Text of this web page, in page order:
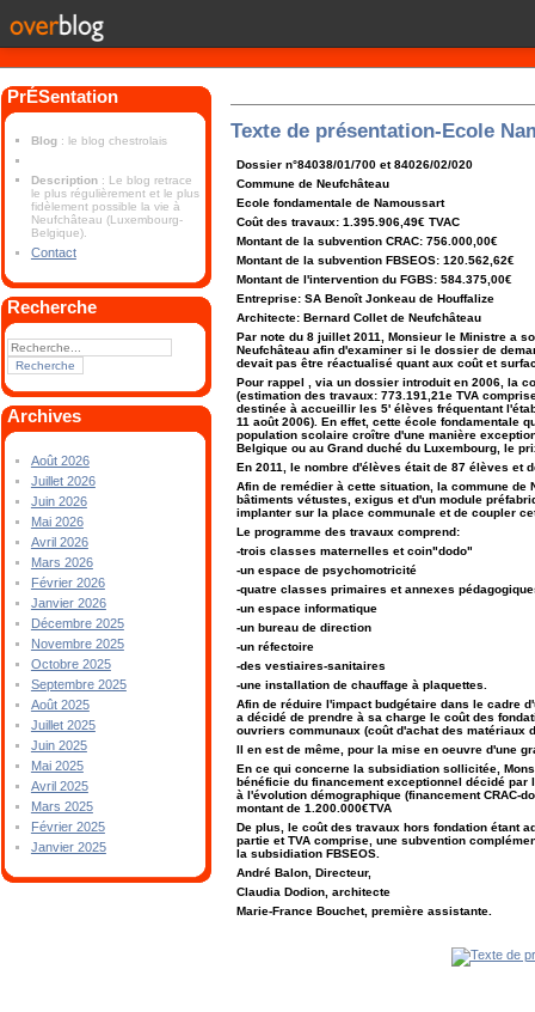
PrÉSentation
Blog : le blog chestrolais
Description : Le blog retrace
le plus régulièrement et le plus
fidèlement possible la vie à
Neufchâteau (Luxembourg-
Belgique).
Contact
Recherche
Archives
Août 2026
Juillet 2026
Juin 2026
Mai 2026
Avril 2026
Mars 2026
Février 2026
Janvier 2026
Décembre 2025
Novembre 2025
Octobre 2025
Septembre 2025
Août 2025
Juillet 2025
Juin 2025
Mai 2025
Avril 2025
Mars 2025
Février 2025
Janvier 2025
Texte de présentation-Ecole
Dossier n°84038/01/700 et 84026/02/020
Commune de Neufchâteau
Ecole fondamentale de Namoussart
Coût des travaux: 1.395.906,49€ TVAC
Montant de la subvention CRAC: 756.000,00€
Montant de la subvention FBSEOS: 120.562,62€
Montant de l'intervention du FGBS: 584.375,00€
Entreprise: SA Benoît Jonkeau de Houffalize
Architecte: Bernard Collet de Neufchâteau
Par note du 8 juillet 2011, Monsieur le Ministre a
Neufchâteau afin d'examiner si le dossier de
devait pas être réactualisé quant aux coût et
Pour rappel , via un dossier introduit en 2006, la
(estimation des travaux: 773.191,21e TVA
destinée à accueillir les 5' élèves fréquentant
11 août 2006). En effet, cette école fondamentale
population scolaire croître d'une manière
Belgique ou au Grand duché du Luxembourg, le
En 2011, le nombre d'élèves était de 87 élèves et
Afin de remédier à cette situation, la commune de
bâtiments vétustes, exigus et d'un module
implanter sur la place communale et de coupler
Le programme des travaux comprend:
-trois classes maternelles et coin"dodo"
-un espace de psychomotricité
-quatre classes primaires et annexes
-un espace informatique
-un bureau de direction
-un réfectoire
-des vestiaires-sanitaires
-une installation de chauffage à plaquettes.
Afin de réduire l'impact budgétaire dans le cadre
a décidé de prendre à sa charge le coût des
ouvriers communaux (coût d'achat des matériaux
Il en est de même, pour la mise en oeuvre d'une
En ce qui concerne la subsidiation sollicitée,
bénéficie du financement exceptionnel décidé par
à l'évolution démographique (financement CRAC-
montant de 1.200.000€TVA
De plus, le coût des travaux hors fondation étant
partie et TVA comprise, une subvention
la subsidiation FBSEOS.
André Balon, Directeur,
Claudia Dodion, architecte
Marie-France Bouchet, première assistante.